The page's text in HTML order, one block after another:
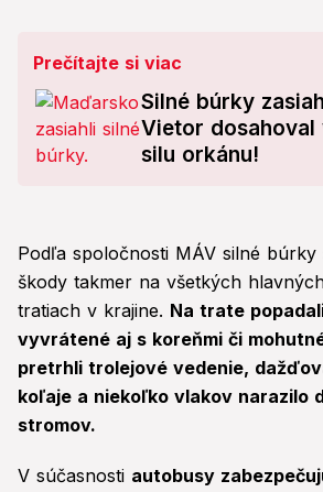
Prečítajte si viac
Silné búrky
Vietor dosahoval
silu orkánu!
Podľa spoločnosti MÁV silné búrky
škody takmer na všetkých
tratiach v krajine. Na trate
vyvrátené aj s koreňmi či
pretrhli trolejové vedenie,
koľaje a niekoľko vlakov narazilo
stromov.
V súčasnosti autobusy